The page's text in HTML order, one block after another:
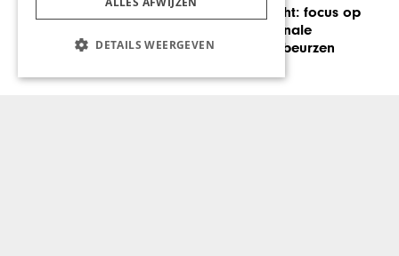
MECC Maastricht: focus op
meer internationale
congressen en beurzen
DETAILS WEERGEVEN